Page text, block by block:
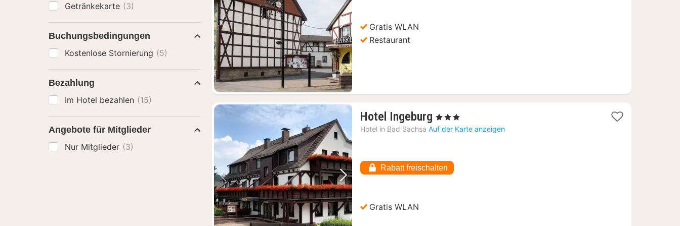
Vorheriges Bild Nächstes Bild
Gratis WLAN
Restaurant
Vorheriges Bild Nächstes Bild
Hotel Ingeburg 1
Nacht
€
, 3 Sterne
Hotel in Bad Sachsa Auf der Karte anzeigen
Rabatt freischalten
Gratis WLAN
Getränkekarte (3)
Buchungsbedingungen
Kostenlose Stornierung (5)
Bezahlung
Im Hotel bezahlen (15)
Angebote für Mitglieder
Nur Mitglieder (3)